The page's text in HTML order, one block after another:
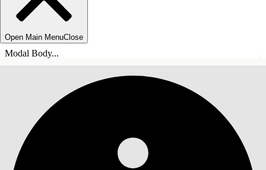
Open Main MenuClose
Modal Body...